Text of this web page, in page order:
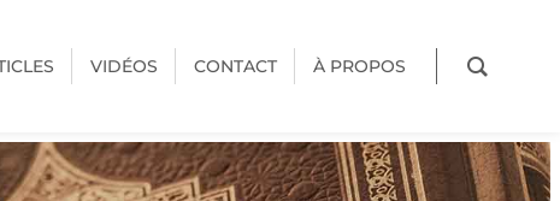
VIDÉOS CONTACT À PROPOS